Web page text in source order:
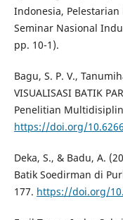
Indonesia,
Seminar Nasional
pp. 10-1).
Bagu, S. P. V.,
VISUALISASI BATIK
Penelitian
https://doi.org/
Deka, S., & Badu, A.
Batik Soedirman di
177. https://doi.org/